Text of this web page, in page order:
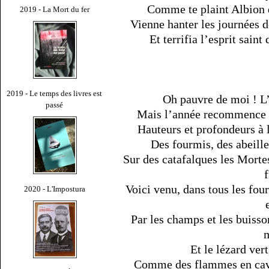
2019 - La Mort du fer
2019 - Le temps des livres est
passé
2020 - L'Impostura
Comme te plaint Albion
Vienne hanter les journées
Et terrifia l’esprit saint
Oh pauvre de moi !
Mais l’année
Hauteurs et profondeurs
Des fourmis, des
Sur des catafalques les
Voici venu, dans tous les
Par les champs et les
Et le lézard
Comme des flammes en